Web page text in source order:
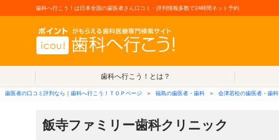
歯科へ行こう！は日本全国の歯医者さん口コミ・評判情報多数で24時間ネット予約
歯科へ行こう！とは？
歯医者の口コミ評判なら｜歯科へ行こう！ＴＯＰページ ＞ 福島の歯医者・歯科 ＞ 会津若松の歯医者・歯科
飯寺ファミリー歯科クリニック